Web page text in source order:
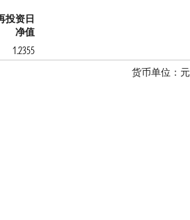
投资日
净值
1.2355
货币单位：元